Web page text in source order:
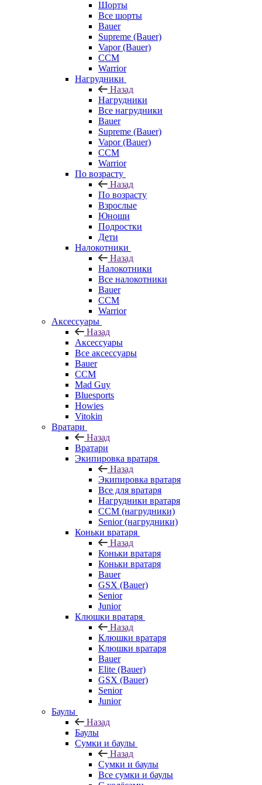
Шорты
Все шорты
Bauer
Supreme (Bauer)
Vapor (Bauer)
CCM
Warrior
Нагрудники
Назад
Нагрудники
Все нагрудники
Bauer
Supreme (Bauer)
Vapor (Bauer)
CCM
Warrior
По возрасту
Назад
По возрасту
Взрослые
Юноши
Подростки
Дети
Налокотники
Назад
Налокотники
Все налокотники
Bauer
CCM
Warrior
Аксессуары
Назад
Аксессуары
Все аксессуары
Bauer
CCM
Mad Guy
Bluesports
Howies
Vitokin
Вратари
Назад
Вратари
Экипировка вратаря
Назад
Экипировка вратаря
Все для вратаря
Нагрудники вратаря
CCM (нагрудники)
Senior (нагрудники)
Коньки вратаря
Назад
Коньки вратаря
Коньки вратаря
Bauer
GSX (Bauer)
Senior
Junior
Клюшки вратаря
Назад
Клюшки вратаря
Клюшки вратаря
Bauer
Elite (Bauer)
GSX (Bauer)
Senior
Junior
Баулы
Назад
Баулы
Сумки и баулы
Назад
Сумки и баулы
Все сумки и баулы